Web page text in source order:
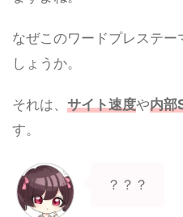
なぜこのワードプレステ
しょうか。
それは、 サイト速度や内部
す。
？？？